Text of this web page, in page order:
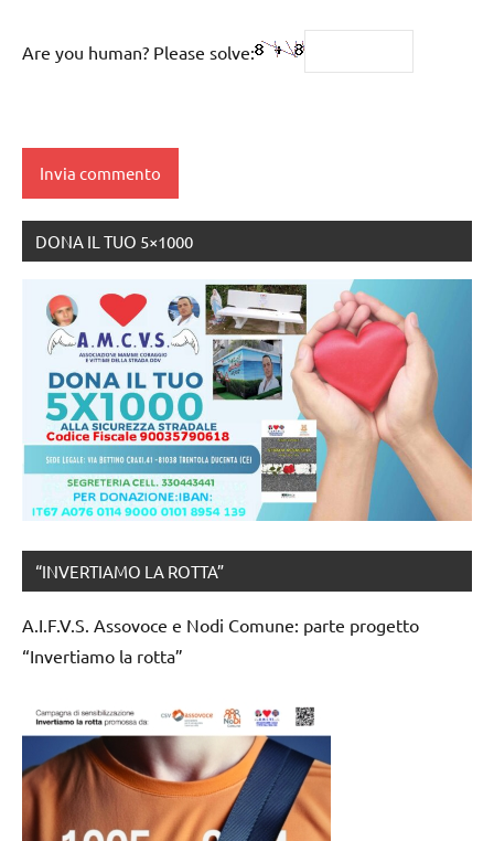
Are you human? Please solve:
DONA IL TUO 5×1000
“INVERTIAMO LA ROTTA”
A.I.F.V.S. Assovoce e Nodi Comune: parte progetto
“Invertiamo la rotta”